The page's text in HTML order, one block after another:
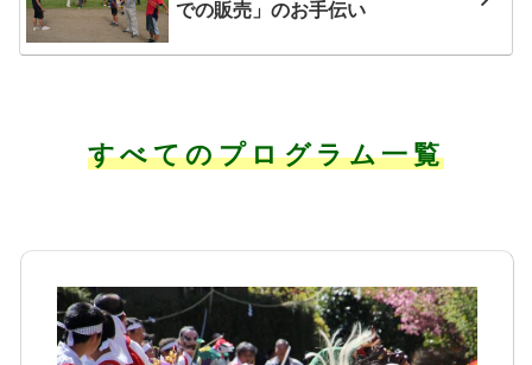
での販売」のお手伝い
すべてのプログラム一覧